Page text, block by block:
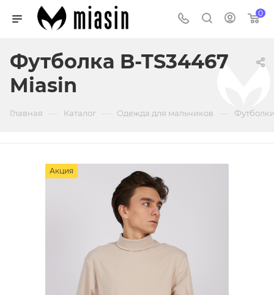
0
Футболка B-TS34467
Miasin
Главная Каталог Одежда для мальчиков
Акция